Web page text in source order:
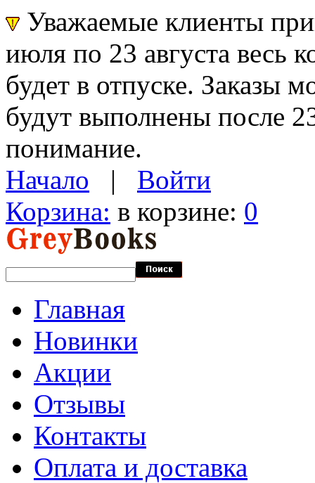
Уважаемые клиенты
июля по 23 августа весь
будет в отпуске. Заказы
будут выполнены после
понимание.
Начало | Войти
Корзина: в корзине: 0
Главная
Новинки
Акции
Отзывы
Контакты
Оплата и доставка